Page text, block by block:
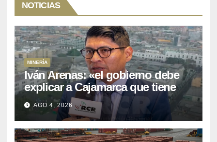
NOTICIAS
MINERÍA
Iván Arenas: «el gobierno debe
explicar a Cajamarca que tiene
US$ 16 mil millones en proyectos
mineros para salir de la pobreza
AGO 4, 2026